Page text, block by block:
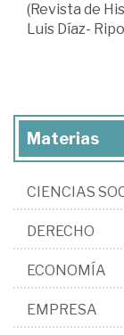
(Revista de
Luis Díaz-
Materias
CIENCIAS
DERECHO
ECONOMÍA
EMPRESA